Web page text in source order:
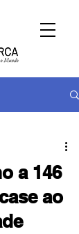
a 146
ao